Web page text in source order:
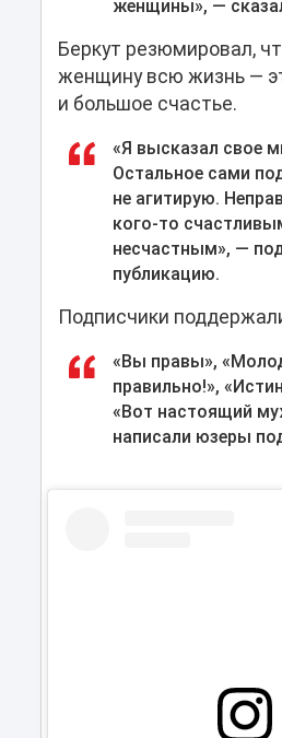
женщины», —
Беркут резюмировал,
женщину всю жизнь —
и большое счастье.
«Я высказал свое
Остальное сами
не агитирую.
кого-то
несчастным», —
публикацию.
Подписчики
«Вы правы»,
правильно!»,
«Вот настоящий
написали юзеры